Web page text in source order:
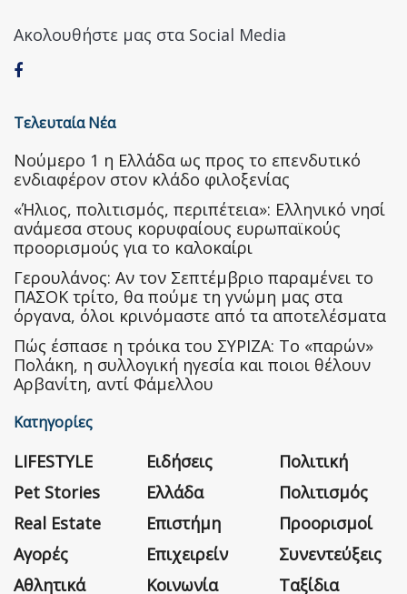
Ακολουθήστε μας στα Social Media
Τελευταία Νέα
Nούμερο 1 η Ελλάδα ως προς το επενδυτικό
ενδιαφέρον στον κλάδο φιλοξενίας
«Ήλιος, πολιτισμός, περιπέτεια»: Ελληνικό νησί
ανάμεσα στους κορυφαίους ευρωπαϊκούς
προορισμούς για το καλοκαίρι
Γερουλάνος: Αν τον Σεπτέμβριο παραμένει το
ΠΑΣΟΚ τρίτο, θα πούμε τη γνώμη μας στα
όργανα, όλοι κρινόμαστε από τα αποτελέσματα
Πώς έσπασε η τρόικα του ΣΥΡΙΖΑ: Το «παρών»
Πολάκη, η συλλογική ηγεσία και ποιοι θέλουν
Αρβανίτη, αντί Φάμελλου
Κατηγορίες
LIFESTYLE
Pet Stories
Real Estate
Αγορές
Αθλητικά
Ειδήσεις
Ελλάδα
Επιστήμη
Επιχειρείν
Κοινωνία
Πολιτική
Πολιτισμός
Προορισμοί
Συνεντεύξεις
Ταξίδια